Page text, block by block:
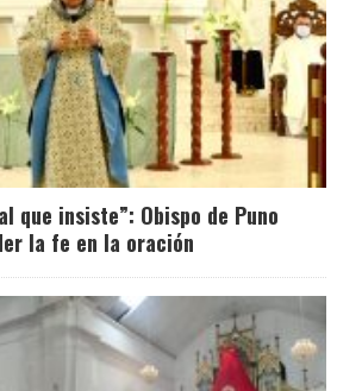
que insiste”: Obispo de Puno
la fe en la oración